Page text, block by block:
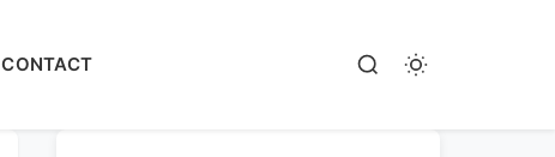
CONTACT